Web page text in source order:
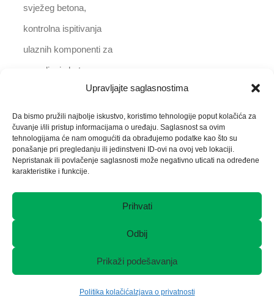
Upravljajte saglasnostima
Da bismo pružili najbolje iskustvo, koristimo tehnologije poput kolačića za
čuvanje i/ili pristup informacijama o uređaju. Saglasnost sa ovim
tehnologijama će nam omogućiti da obrađujemo podatke kao što su
ponašanje pri pregledanju ili jedinstveni ID-ovi na ovoj veb lokaciji.
Nepristanak ili povlačenje saglasnosti može negativno uticati na određene
karakteristike i funkcije.
Prihvati
Odbij
Prikaži podešavanja
Politika kolačićaIzjava o privatnosti
svježeg betona,
kontrolna ispitivanja
ulaznih komponenti za
spravljanje betona,
izrada receptura za
spravljanje betona)
Ispitivanje aditiva za
beton
Više naručioca
2013-
2018.
Ispitivanje betonskih
Više naručioca 2014.
Naknadno ispitivanje
Više naručioca